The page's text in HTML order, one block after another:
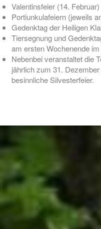
Valentinsfeier (14. Februar)
Portiunkulafeiern (jeweils
Gedenktag der Heiligen
Tiersegnung und
am ersten Wochenende
Nebenbei veranstaltet die
jährlich zum 31.
besinnliche Silvesterfeier.